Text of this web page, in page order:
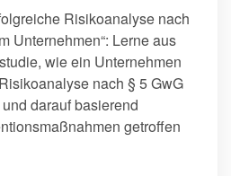
Risikoanalyse nach
Unternehmen“: Lerne aus
wie ein Unternehmen
nach § 5 GwG
darauf basierend
getroffen